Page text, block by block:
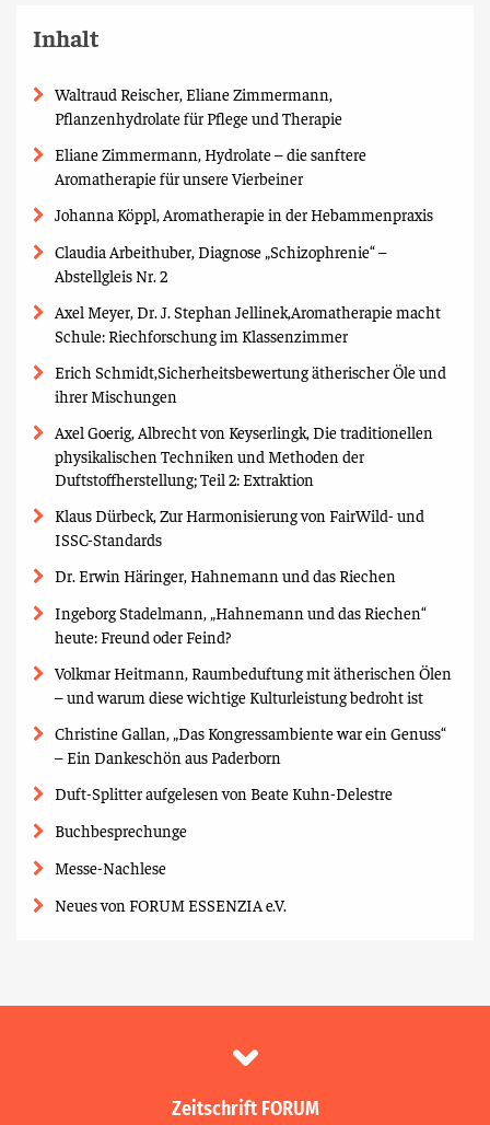
Inhalt
Waltraud Reischer, Eliane Zimmermann,
Pflanzenhydrolate für Pflege und Therapie
Eliane Zimmermann, Hydrolate – die sanftere
Aromatherapie für unsere Vierbeiner
Johanna Köppl, Aromatherapie in der Hebammenpraxis
Claudia Arbeithuber, Diagnose „Schizophrenie“ –
Abstellgleis Nr. 2
Axel Meyer, Dr. J. Stephan Jellinek,Aromatherapie macht
Schule: Riechforschung im Klassenzimmer
Erich Schmidt,Sicherheitsbewertung ätherischer Öle und
ihrer Mischungen
Axel Goerig, Albrecht von Keyserlingk, Die traditionellen
physikalischen Techniken und Methoden der
Duftstoffherstellung; Teil 2: Extraktion
Klaus Dürbeck, Zur Harmonisierung von FairWild- und
ISSC-Standards
Dr. Erwin Häringer, Hahnemann und das Riechen
Ingeborg Stadelmann, „Hahnemann und das Riechen“
heute: Freund oder Feind?
Volkmar Heitmann, Raumbeduftung mit ätherischen Ölen
– und warum diese wichtige Kulturleistung bedroht ist
Christine Gallan, „Das Kongressambiente war ein Genuss“
– Ein Dankeschön aus Paderborn
Duft-Splitter aufgelesen von Beate Kuhn-Delestre
Buchbesprechunge
Messe-Nachlese
Neues von FORUM ESSENZIA e.V.
Zeitschrift FORUM